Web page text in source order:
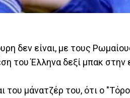
δεν είναι, με τους
του Έλληνα δεξί μπακ στην
του μάνατζέρ του, ότι ο